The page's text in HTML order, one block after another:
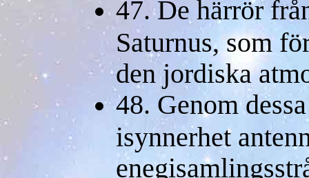
47. De härrör
Saturnus, som
den jordiska
48. Genom
isynnerhet